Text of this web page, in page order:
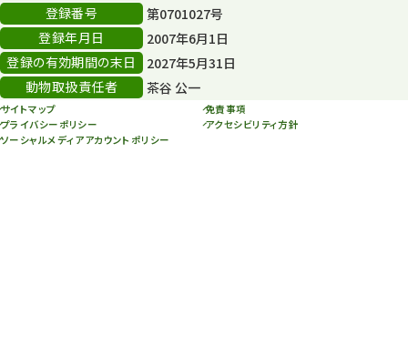
スカイタワー
年末年始のイベント
秋まつり
登録番号
第0701027号
登録年月日
2007年6月1日
登録の有効期間の末日
2027年5月31日
動物取扱責任者
茶谷 公一
サイトマップ
免責事項
プライバシーポリシー
アクセシビリティ方針
ソーシャルメディアアカウントポリシー